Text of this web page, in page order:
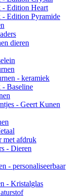
- Edition Heart
- Edition Pyramide
dieren
- keramiek
Baseline
- Geert Kunen
met afdruk
- Dieren
- personaliseerbaar
- Kristalglas